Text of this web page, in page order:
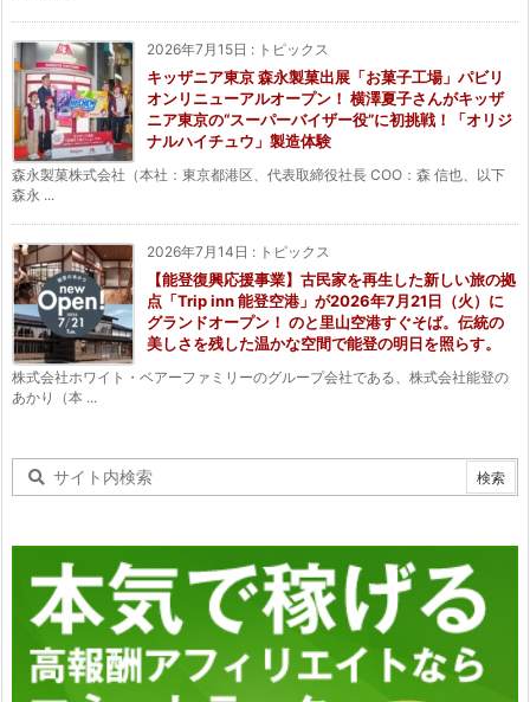
2026年7月15日 : トピックス
キッザニア東京 森永製菓出展「お菓子工場」パビリ
オンリニューアルオープン！ 横澤夏子さんがキッザ
ニア東京の“スーパーバイザー役”に初挑戦！「オリジ
ナルハイチュウ」製造体験
森永製菓株式会社（本社：東京都港区、代表取締役社長 COO：森 信也、以下
森永 ...
2026年7月14日 : トピックス
【能登復興応援事業】古民家を再生した新しい旅の拠
点「Trip inn 能登空港」が2026年7月21日（火）に
グランドオープン！ のと里山空港すぐそば。伝統の
美しさを残した温かな空間で能登の明日を照らす。
株式会社ホワイト・ベアーファミリーのグループ会社である、株式会社能登の
あかり（本 ...